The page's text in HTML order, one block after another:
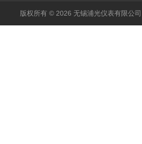
版权所有 © 2026 无锡浦光仪表有限公司